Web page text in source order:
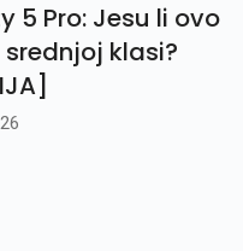
5 Pro: Jesu li ovo
klasi?